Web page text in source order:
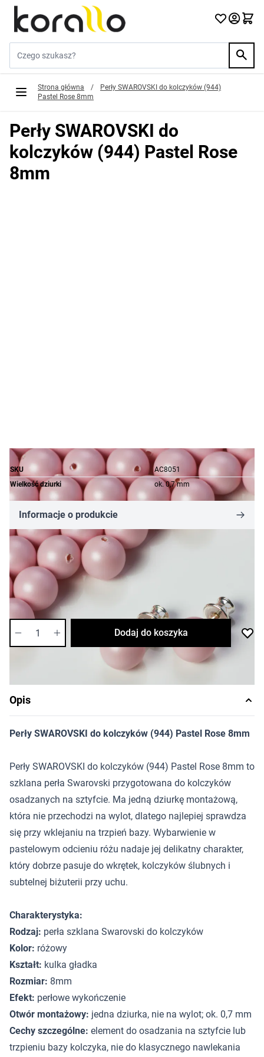
Przejdź do treści
Strona główna /
Perły SWAROVSKI do kolczyków (944)
Pastel Rose 8mm
Perły SWAROVSKI do
kolczyków (944) Pastel Rose
8mm
SKU
AC8051
Wielkość dziurki
ok. 0,7 mm
Informacje o produkcie
5,38 zł
Cena za opakowanie
Ilość w opakowaniu: 2 szt.
Dodaj do koszyka
Opis
Perły SWAROVSKI do kolczyków (944) Pastel Rose 8mm
Perły SWAROVSKI do kolczyków (944) Pastel Rose 8mm to
szklana perła Swarovski przygotowana do kolczyków
osadzanych na sztyfcie. Ma jedną dziurkę montażową,
która nie przechodzi na wylot, dlatego najlepiej sprawdza
się przy wklejaniu na trzpień bazy. Wybarwienie w
pastelowym odcieniu różu nadaje jej delikatny charakter,
który dobrze pasuje do wkrętek, kolczyków ślubnych i
subtelnej biżuterii przy uchu.
Charakterystyka:
Rodzaj: perła szklana Swarovski do kolczyków
Kolor: różowy
Kształt: kulka gładka
Rozmiar: 8mm
Efekt: perłowe wykończenie
Otwór montażowy: jedna dziurka, nie na wylot; ok. 0,7 mm
Cechy szczególne: element do osadzania na sztyfcie lub
trzpieniu bazy kolczyka, nie do klasycznego nawlekania